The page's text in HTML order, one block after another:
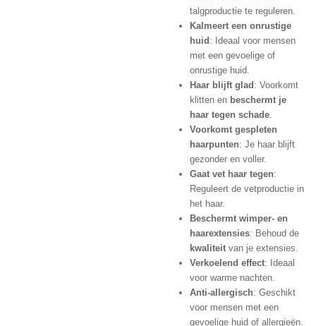
talgproductie te reguleren.
Kalmeert een onrustige
huid: Ideaal voor mensen
met een gevoelige of
onrustige huid.
Haar blijft glad: Voorkomt
klitten en beschermt je
haar tegen schade.
Voorkomt gespleten
haarpunten: Je haar blijft
gezonder en voller.
Gaat vet haar tegen:
Reguleert de vetproductie in
het haar.
Beschermt wimper- en
haarextensies: Behoud de
kwaliteitvan je extensies.
Verkoelend effect: Ideaal
voor warme nachten.
Anti-allergisch: Geschikt
voor mensen met een
gevoelige huid of allergieën.